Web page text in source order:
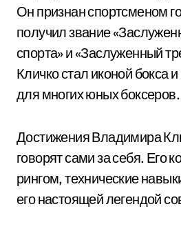
Он признан спортсменом
получил звание
спорта» и «Заслуженный
Кличко стал иконой бокса
для многих юных боксеров.
Достижения Владимира
говорят сами за себя. Его
рингом, технические
его настоящей легендой